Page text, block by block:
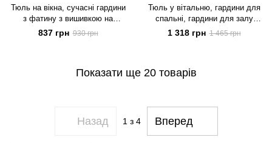
Тюль на вікна, сучасні гардини
з фатину з вишивкою на
тасьмі, тюль у спальню білий
(T-310)
837 грн 930 грн
Тюль у вітальню, гардини для
спальні, гардини для залу
Білий з метеликами (T-BM-5)
1 318 грн 1 465 грн
Показати ще 20 товарів
Назад 1 з 4 Вперед